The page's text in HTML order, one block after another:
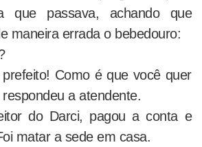
que passava, achando que
maneira errada o bebedouro:
Como é que você quer
a atendente.
do Darci, pagou a conta e
matar a sede em casa.